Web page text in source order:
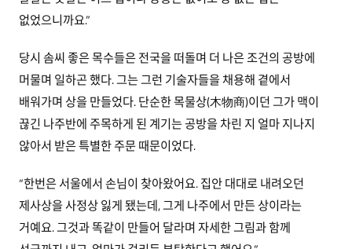
없었으니까요.”
당시 솜씨 좋은 목수들은 전국을 떠돌며 더 나은 조건의 공방에
머물며 일하곤 했다. 그는 그런 기술자들을 채용해 곁에서
배워가며 상을 만들었다. 단순한 목물상(木物商)이던 그가 맥이
끊긴 나주반에 주목하게 된 계기는 공방을 차린 지 얼마 지나지
않아서 받은 특별한 주문 때문이었다.
“한번은 서울에서 손님이 찾아왔어요. 집안 대대로 내려오던
제사상을 사정상 잃게 됐는데, 그게 나주에서 만든 상이라는
거예요. 그것과 똑같이 만들어 달라며 자세한 그림과 함께